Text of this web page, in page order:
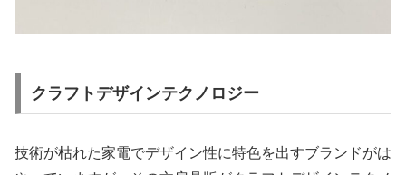
クラフトデザインテクノロジー
技術が枯れた家電でデザイン性に特色を出すブランドがは